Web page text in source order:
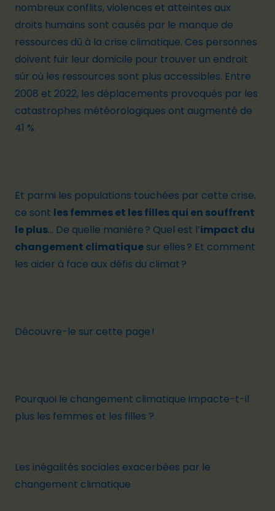
nombreux conflits, violences et atteintes aux
droits humains sont causés par le manque de
ressources dû à la crise climatique. Ces personnes
doivent fuir leur domicile pour trouver un endroit
sûr où les ressources sont plus accessibles. Entre
2008 et 2022, les déplacements provoqués par les
catastrophes météorologiques ont augmenté de
41 %.
Et parmi les populations touchées par cette crise,
ce sont les femmes et les filles qui en souffrent
le plus… De quelle manière ? Quel est l’impact du
changement climatique sur elles ? Et comment
les aider à face aux défis du climat ?
Découvre-le sur cette page !
Pourquoi le changement climatique impacte-t-il
plus les femmes et les filles ?
Les inégalités sociales exacerbées par le
changement climatique